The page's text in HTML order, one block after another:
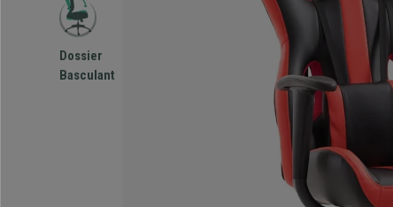
Dossier
Basculant